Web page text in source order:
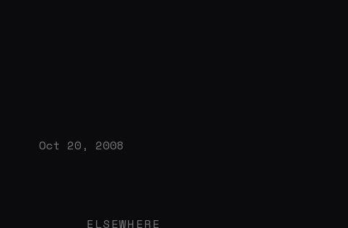
それらを無視して話をするのはナンセンスです。
Oct 20, 2008
ELSEWHERE